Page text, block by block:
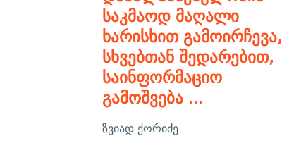
საკმაოდ მაღალი
ხარისხით გამოირჩევა,
სხვებთან შედარებით,
საინფორმაციო
გამოშვება...
ზვიად ქორიძე